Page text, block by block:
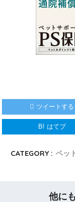
ツイートする
B! はてブ
CATEGORY : ペッ
他に